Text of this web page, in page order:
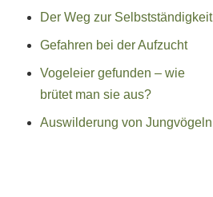
Der Weg zur Selbstständigkeit
Gefahren bei der Aufzucht
Vogeleier gefunden – wie
brütet man sie aus?
Auswilderung von Jungvögeln